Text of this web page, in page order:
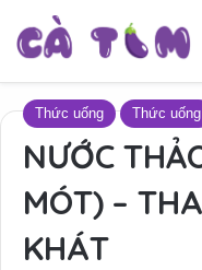
Thức uống Thức uống
NƯỚC
MÓT) –
KHÁT